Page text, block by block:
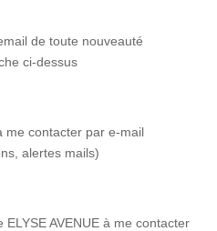
de toute nouveauté
ci-dessus
me contacter par e-mail
alertes mails)
AVENUE à me contacter